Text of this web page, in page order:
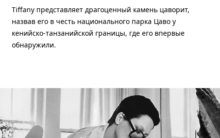
Tiffany представляет драгоценный камень цаворит,
назвав его в честь национального парка Цаво у
кенийско-танзанийской границы, где его впервые
обнаружили.